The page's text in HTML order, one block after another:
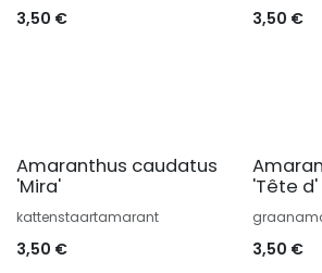
3,50 € 3,50 €
Amaranthus caudatus
'Mira'
kattenstaartamarant
3,50 €
'Tête
3,50 €